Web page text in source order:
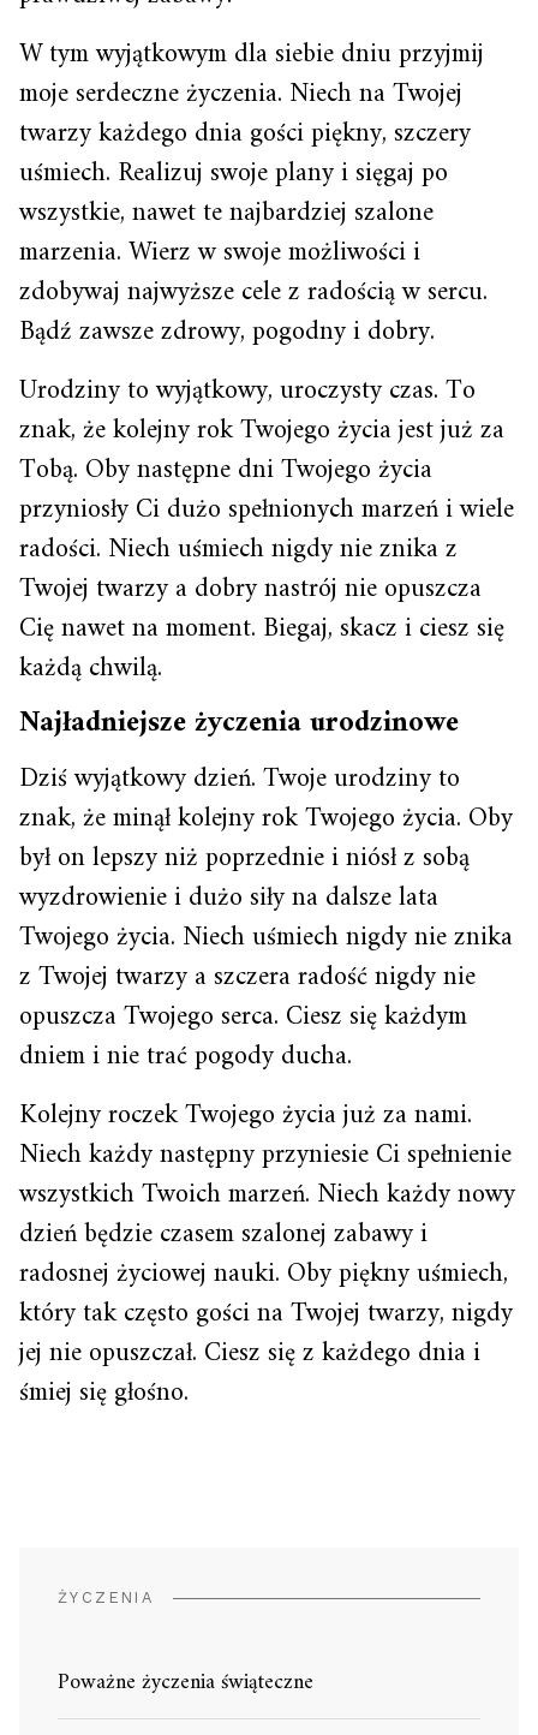
W tym wyjątkowym dla siebie dniu przyjmij
moje serdeczne życzenia. Niech na Twojej
twarzy każdego dnia gości piękny, szczery
uśmiech. Realizuj swoje plany i sięgaj po
wszystkie, nawet te najbardziej szalone
marzenia. Wierz w swoje możliwości i
zdobywaj najwyższe cele z radością w sercu.
Bądź zawsze zdrowy, pogodny i dobry.
Urodziny to wyjątkowy, uroczysty czas. To
znak, że kolejny rok Twojego życia jest już za
Tobą. Oby następne dni Twojego życia
przyniosły Ci dużo spełnionych marzeń i wiele
radości. Niech uśmiech nigdy nie znika z
Twojej twarzy a dobry nastrój nie opuszcza
Cię nawet na moment. Biegaj, skacz i ciesz się
każdą chwilą.
Najładniejsze życzenia urodzinowe
Dziś wyjątkowy dzień. Twoje urodziny to
znak, że minął kolejny rok Twojego życia. Oby
był on lepszy niż poprzednie i niósł z sobą
wyzdrowienie i dużo siły na dalsze lata
Twojego życia. Niech uśmiech nigdy nie znika
z Twojej twarzy a szczera radość nigdy nie
opuszcza Twojego serca. Ciesz się każdym
dniem i nie trać pogody ducha.
Kolejny roczek Twojego życia już za nami.
Niech każdy następny przyniesie Ci spełnienie
wszystkich Twoich marzeń. Niech każdy nowy
dzień będzie czasem szalonej zabawy i
radosnej życiowej nauki. Oby piękny uśmiech,
który tak często gości na Twojej twarzy, nigdy
jej nie opuszczał. Ciesz się z każdego dnia i
śmiej się głośno.
ŻYCZENIA
Poważne życzenia świąteczne